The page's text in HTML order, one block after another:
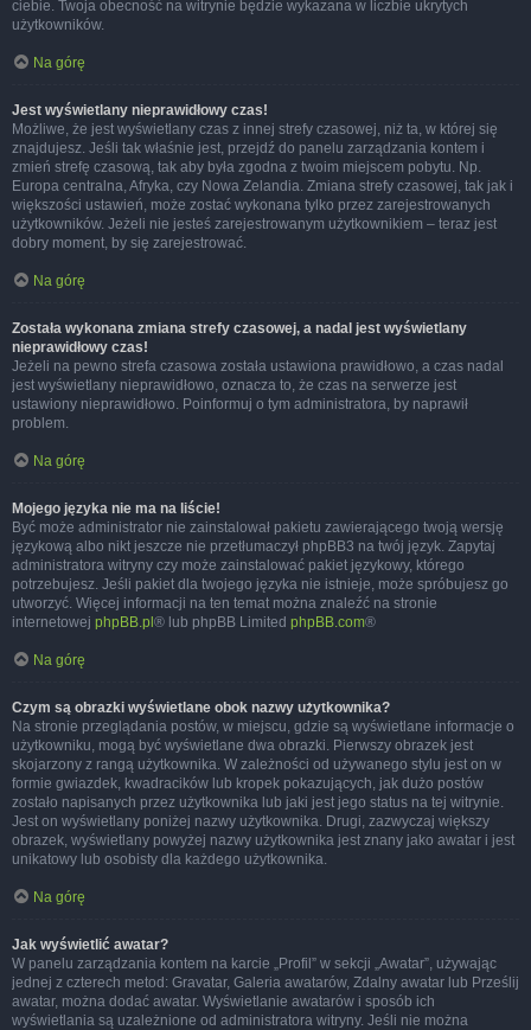
ciebie. Twoja obecność na witrynie będzie wykazana w liczbie ukrytych
użytkowników.
Na górę
Jest wyświetlany nieprawidłowy czas!
Możliwe, że jest wyświetlany czas z innej strefy czasowej, niż ta, w której się
znajdujesz. Jeśli tak właśnie jest, przejdź do panelu zarządzania kontem i
zmień strefę czasową, tak aby była zgodna z twoim miejscem pobytu. Np.
Europa centralna, Afryka, czy Nowa Zelandia. Zmiana strefy czasowej, tak jak i
większości ustawień, może zostać wykonana tylko przez zarejestrowanych
użytkowników. Jeżeli nie jesteś zarejestrowanym użytkownikiem – teraz jest
dobry moment, by się zarejestrować.
Na górę
Została wykonana zmiana strefy czasowej, a nadal jest wyświetlany
nieprawidłowy czas!
Jeżeli na pewno strefa czasowa została ustawiona prawidłowo, a czas nadal
jest wyświetlany nieprawidłowo, oznacza to, że czas na serwerze jest
ustawiony nieprawidłowo. Poinformuj o tym administratora, by naprawił
problem.
Na górę
Mojego języka nie ma na liście!
Być może administrator nie zainstalował pakietu zawierającego twoją wersję
językową albo nikt jeszcze nie przetłumaczył phpBB3 na twój język. Zapytaj
administratora witryny czy może zainstalować pakiet językowy, którego
potrzebujesz. Jeśli pakiet dla twojego języka nie istnieje, może spróbujesz go
utworzyć. Więcej informacji na ten temat można znaleźć na stronie
internetowej phpBB.pl ® lub phpBB Limited phpBB.com®
Na górę
Czym są obrazki wyświetlane obok nazwy użytkownika?
Na stronie przeglądania postów, w miejscu, gdzie są wyświetlane informacje o
użytkowniku, mogą być wyświetlane dwa obrazki. Pierwszy obrazek jest
skojarzony z rangą użytkownika. W zależności od używanego stylu jest on w
formie gwiazdek, kwadracików lub kropek pokazujących, jak dużo postów
zostało napisanych przez użytkownika lub jaki jest jego status na tej witrynie.
Jest on wyświetlany poniżej nazwy użytkownika. Drugi, zazwyczaj większy
obrazek, wyświetlany powyżej nazwy użytkownika jest znany jako awatar i jest
unikatowy lub osobisty dla każdego użytkownika.
Na górę
Jak wyświetlić awatar?
W panelu zarządzania kontem na karcie „Profil” w sekcji „Awatar”, używając
jednej z czterech metod: Gravatar, Galeria awatarów, Zdalny awatar lub Prześlij
awatar, można dodać awatar. Wyświetlanie awatarów i sposób ich
wyświetlania są uzależnione od administratora witryny. Jeśli nie można